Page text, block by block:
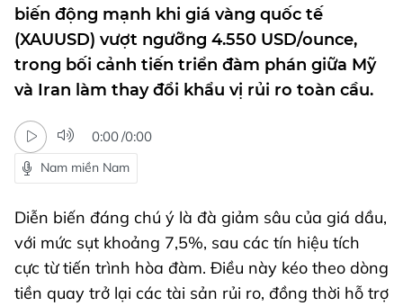
biến động mạnh khi giá vàng quốc tế
(XAUUSD) vượt ngưỡng 4.550 USD/ounce,
trong bối cảnh tiến triển đàm phán giữa Mỹ
và Iran làm thay đổi khẩu vị rủi ro toàn cầu.
0:00/0:00
Nam miền Nam
Diễn biến đáng chú ý là đà giảm sâu của giá dầu,
với mức sụt khoảng 7,5%, sau các tín hiệu tích
cực từ tiến trình hòa đàm. Điều này kéo theo dòng
tiền quay trở lại các tài sản rủi ro, đồng thời hỗ trợ